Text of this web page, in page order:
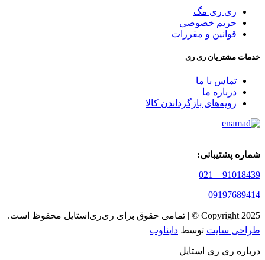
ری ری مگ
حریم خصوصی
قوانین و مقررات
خدمات مشتریان ری ری
تماس با ما
درباره ما
رویه‌های بازگرداندن کالا
شماره پشتیبانی:
91018439 – 021
09197689414
Copyright 2025 © | تمامی حقوق برای ری‌ری‌استایل محفوظ است.
طراحی سایت توسط دایناوب
درباره ری ری استایل